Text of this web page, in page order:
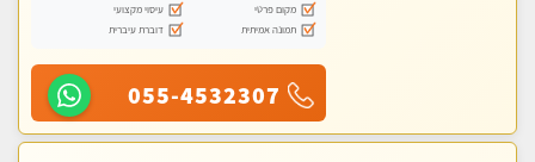
מקום פרטי
עיסוי מקצועי
תמונה אמיתית
דוברת עיברית
055-4532307